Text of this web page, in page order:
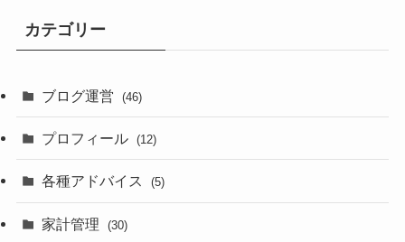
カテゴリー
ブログ運営 (46)
プロフィール (12)
各種アドバイス (5)
家計管理 (30)